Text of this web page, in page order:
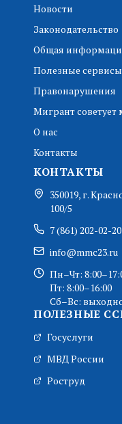
Новости
Законодательство
Общая
Полезные сервисы
Правонарушения
Мигрант советует
О нас
Контакты
КОНТАКТЫ
350019, г.
100/5
7 (861) 202-02-20
info@mmc23.ru
Пн–Чт:
Пт: 8:00–16:00
Сб–Вс:
ПОЛЕЗНЫЕ
Госуслуги
МВД России
Роструд